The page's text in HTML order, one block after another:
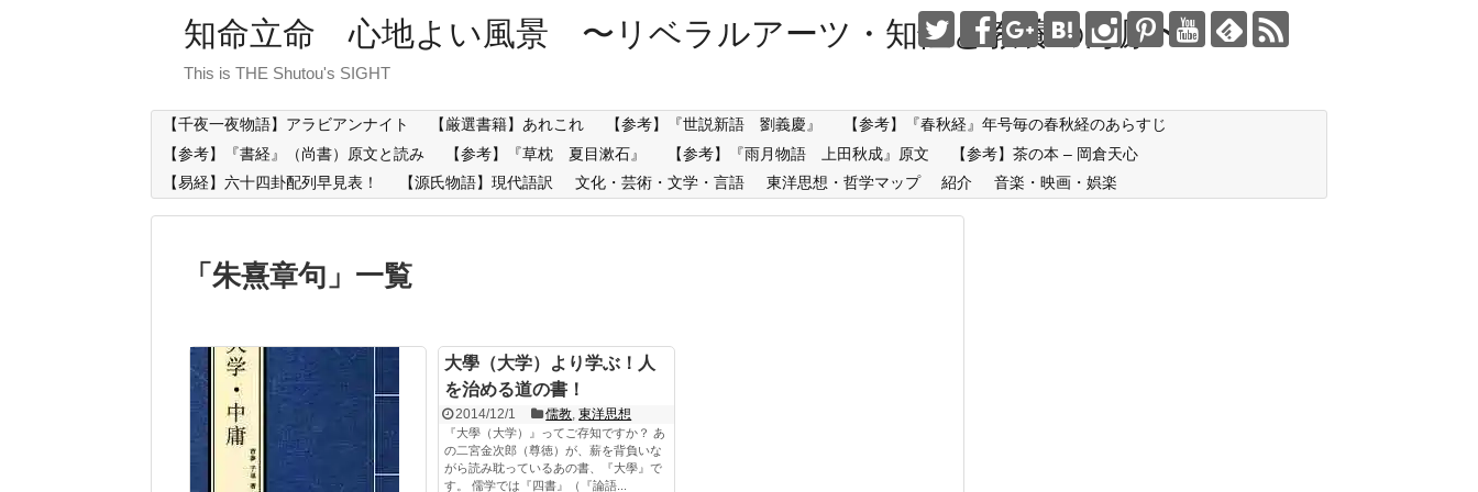
知命立命 心地よい風景 〜リベラルアーツ・知性と教養の海原〜
This is THE Shutou's SIGHT
【千夜一夜物語】アラビアンナイト 【厳選書籍】あれこれ 【参考】『世説新語 劉義慶』
【参考】『春秋経』年号毎の春秋経のあらすじ
【参考】『書経』（尚書）原文と読み
【参考】『草枕 夏目漱石』 【参考】『雨月物語 上田秋成』原文
【参考】茶の本 – 岡倉天心
【易経】六十四卦配列早見表！
【源氏物語】現代語訳 文化・芸術・文学・言語 東洋思想・哲学マップ 紹介 音楽・映画・娯楽
「 朱熹章句 」 一覧
大學（大学）より学ぶ！人
を治める道の書！
2014/12/1 儒教,東洋思想
『大學（大学）』ってご存知ですか？ あ
の二宮金次郎（尊徳）が、薪を背負いな
がら読み耽っているあの書、『大學』で
す。 儒学では『四書』（『論語...